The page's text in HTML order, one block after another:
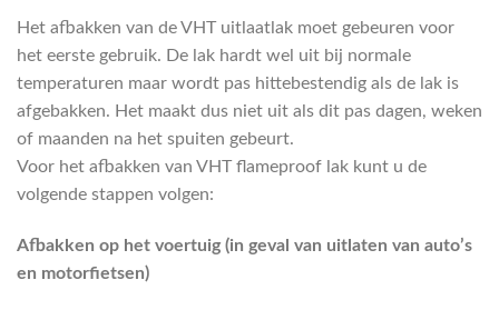
Het afbakken van de VHT uitlaatlak moet gebeuren voor
het eerste gebruik. De lak hardt wel uit bij normale
temperaturen maar wordt pas hittebestendig als de lak is
afgebakken. Het maakt dus niet uit als dit pas dagen, weken
of maanden na het spuiten gebeurt.
Voor het afbakken van VHT flameproof lak kunt u de
volgende stappen volgen:
Afbakken op het voertuig (in geval van uitlaten van auto’s
en motorfietsen)